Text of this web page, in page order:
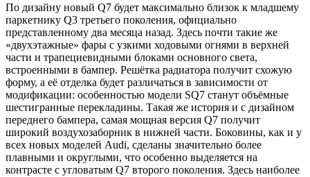
По дизайну новый Q7 будет максимально близок к младшему
паркетнику Q3 третьего поколения, официально
представленному два месяца назад. Здесь почти такие же
«двухэтажные» фары с узкими ходовыми огнями в верхней
части и трапециевидными блоками основного света,
встроенными в бампер. Решётка радиатора получит схожую
форму, а её отделка будет различаться в зависимости от
модификации: особенностью модели SQ7 станут объёмные
шестигранные перекладины. Такая же история и с дизайном
переднего бампера, самая мощная версия Q7 получит
широкий воздухозаборник в нижней части. Боковины, как и у
всех новых моделей Audi, сделаны значительно более
плавными и округлыми, что особенно выделяется на
контрасте с угловатым Q7 второго поколения. Здесь наиболее